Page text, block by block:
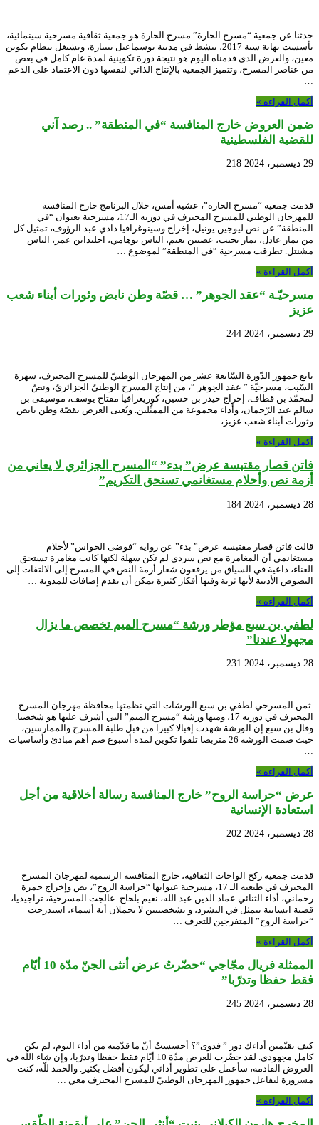
حدثنا عن جمعية “مسرح الحارة” مسرح الحارة هو جمعية ثقافية مسرحية سينمائية،
تأسست نهاية سنة 2017، تنشط في مدينة بوسماعيل بتيبازة، وتشتغل بنظام تكوين
معين، والعرض الذي قدمناه اليوم هو نتيجة دورة تكوينية لمدة عام كامل في بعض
من عناصر المسرح، وتتميز الجمعية بالإنتاج الذاتي لنفسها دون الاعتماد على الدعم
أكمل القراءة »
ضمن العروض خارج المنافسة “في المنطقة” .. رصد آني
للقضية الفلسطينية
29 ديسمبر، 2024 218
قدمت جمعية “مسرح الحارة”، عشية أمس، خلال البرنامج خارج المنافسة
للمهرجان الوطني للمسرح المحترف في دورته الـ17، مسرحية بعنوان “في
المنطقة” عن نص ليوجين يونيل، إخراج وسينوغرافيا دادي عبد الرؤوف، تمثيل كل
من تمار عادل، تمار نجيب، عصنين نعيم، الياس توهامي، اجليداين عمر، الياس
مشنتل. تطرقت مسرحية “في المنطقة” لموضوع …
أكمل القراءة »
مسرحيّـة “عقد الجوهر” … قصّة وطن نابض وثورات أبناء شعب
عزيز
29 ديسمبر، 2024 244
تابع جمهور الدّورة السّابعة عشر من المهرجان الوطنيّ للمسرح المحترف، سهرة
السّبت، مسرحيّة ” عقد الجوهر “، من إنتاج المسرح الوطنيّ الجزائريّ، ونصّ
لمحمّد بن قطاف، إخراج حيدر بن حسين، كوريغرافيا مفتاح يوسف، موسيقى بن
سالم عبد الرّحمان، وأداء مجموعة من الممثّلين. ويُعنى العرض بقصّة وطن نابض
وثورات أبناء شعب عزيز، …
أكمل القراءة »
فاتن قصار مقتبسة عرض” بدء” “المسرح الجزائري لا يعاني من
أزمة نص وأحلام مستغانمي تستحق التكريم”
28 ديسمبر، 2024 184
قالت فاتن قصار مقتبسة عرض” بدء” عن رواية “فوضى الحواس” لأحلام
مستغانمي أن المغامرة مع نص سردي لم تكن سهلة لكنها كانت مغامرة تستحق
العناء، داعية في السياق من يرفعون شعار أزمة النص في المسرح إلى الالتفات إلى
النصوص الأدبية لأنها ثرية وفيها أفكار كثيرة يمكن أن تقدم إضافات للمدونة …
أكمل القراءة »
لطفي بن سبع مؤطر ورشة “مسرح الميم تخصص ما يزال
مجهولا عندنا”
28 ديسمبر، 2024 231
ثمن المسرحي لطفي بن سبع الورشات التي نظمتها محافظة مهرجان المسرح
المحترف في دورته 17، ومنها ورشة “مسرح الميم” التي أشرف عليها هو شخصيا.
وقال بن سبع إن الورشة شهدت إقبالا كبيرا من قبل طلبة المسرح والممارسين،
حيث ضمت الورشة 26 متربصا تلقوا تكوين لمدة أسبوع ضم أهم مبادئ وأساسيات
أكمل القراءة »
عرض “حراسة الروح” خارج المنافسة رسالة أخلاقية من أجل
استعادة الإنسانية
28 ديسمبر، 2024 202
قدمت جمعية ركح الواحات الثقافية، خارج المنافسة الرسمية لمهرجان المسرح
المحترف في طبعته الـ 17، مسرحية عنوانها “حراسة الروح”، نص وإخراج حمزة
رحماني، أداء الثنائي عماد الدين عبد الله، نعيم بلحاج. عالجت المسرحية، تراجيديا،
قضية انسانية تتمثل في التشرد، و بشخصيتين لا تحملان أية أسماء، استدرجت
“حراسة الروح” المتفرجين للتعرف …
أكمل القراءة »
الممثلة فريال مجّاجي “حضّرتُ عرض أنثى الجنّ مدّة 10 أيّام
فقط حفظا وتدرّبا”
28 ديسمبر، 2024 245
كيف تقيّمين أداءك دور ” فدوى”؟ أحسستُ أنّ ما قدّمته من أداء اليوم، لم يكن
كامل مجهودي. لقد حضّرت للعرض مدّة 10 أيّام فقط حفظا وتدرّبا، وإن شاء اللّه في
العروض القادمة، سأعمل على تطوير أدائي ليكون أفضل بكثير. والحمد للّه، كنت
مسرورة لتفاعل جمهور المهرجان الوطنيّ للمسرح المحترف معي …
أكمل القراءة »